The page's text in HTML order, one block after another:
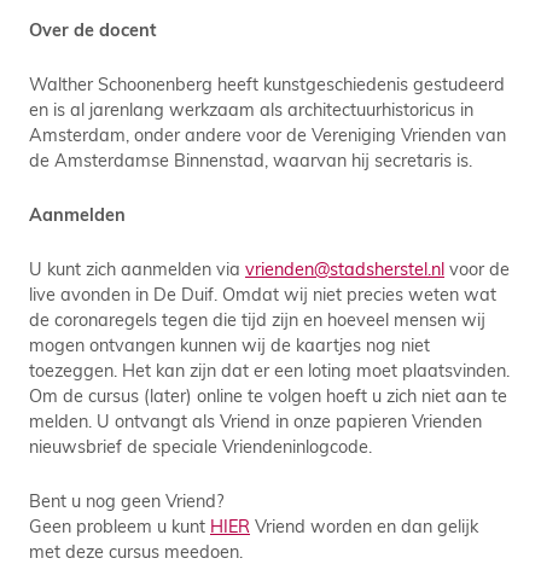
Over de docent
Walther Schoonenberg heeft kunstgeschiedenis gestudeerd
en is al jarenlang werkzaam als architectuurhistoricus in
Amsterdam, onder andere voor de Vereniging Vrienden van
de Amsterdamse Binnenstad, waarvan hij secretaris is.
Aanmelden
U kunt zich aanmelden via vrienden@stadsherstel.nl voor de
live avonden in De Duif. Omdat wij niet precies weten wat
de coronaregels tegen die tijd zijn en hoeveel mensen wij
mogen ontvangen kunnen wij de kaartjes nog niet
toezeggen. Het kan zijn dat er een loting moet plaatsvinden.
Om de cursus (later) online te volgen hoeft u zich niet aan te
melden. U ontvangt als Vriend in onze papieren Vrienden
nieuwsbrief de speciale Vriendeninlogcode.
Bent u nog geen Vriend?
Geen probleem u kunt HIER Vriend worden en dan gelijk
met deze cursus meedoen.